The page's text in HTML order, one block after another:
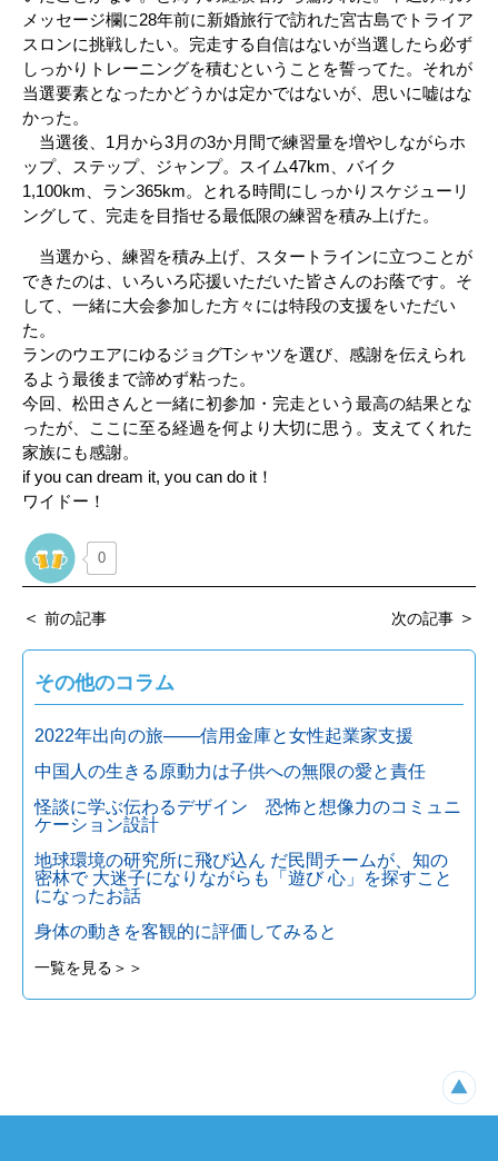
メッセージ欄に28年前に新婚旅行で訪れた宮古島でトライア
スロンに挑戦したい。完走する自信はないが当選したら必ず
しっかりトレーニングを積むということを誓ってた。それが
当選要素となったかどうかは定かではないが、思いに嘘はな
かった。
当選後、1月から3月の3か月間で練習量を増やしながらホ
ップ、ステップ、ジャンプ。スイム47km、バイク
1,100km、ラン365km。とれる時間にしっかりスケジューリ
ングして、完走を目指せる最低限の練習を積み上げた。
当選から、練習を積み上げ、スタートラインに立つことが
できたのは、いろいろ応援いただいた皆さんのお蔭です。そ
して、一緒に大会参加した方々には特段の支援をいただい
た。
ランのウエアにゆるジョグTシャツを選び、感謝を伝えられ
るよう最後まで諦めず粘った。
今回、松田さんと一緒に初参加・完走という最高の結果とな
ったが、ここに至る経過を何より大切に思う。支えてくれた
家族にも感謝。
if you can dream it, you can do it！
ワイドー！
0
＜ 前の記事 次の記事 ＞
その他のコラム
2022年出向の旅───信用金庫と女性起業家支援
中国人の生きる原動力は子供への無限の愛と責任
怪談に学ぶ伝わるデザイン 恐怖と想像力のコミュニ
ケーション設計
地球環境の研究所に飛び込ん だ民間チームが、知の
密林で 大迷子になりながらも「遊び 心」を探すこと
になったお話
身体の動きを客観的に評価してみると
一覧を見る＞＞